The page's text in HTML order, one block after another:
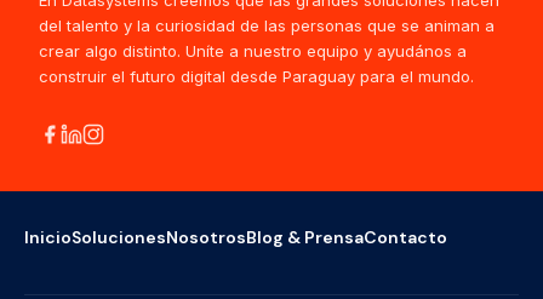
del talento y la curiosidad de las personas que se animan a
crear algo distinto. Uníte a nuestro equipo y ayudános a
construir el futuro digital desde Paraguay para el mundo.
InicioSolucionesNosotrosBlog & PrensaContacto